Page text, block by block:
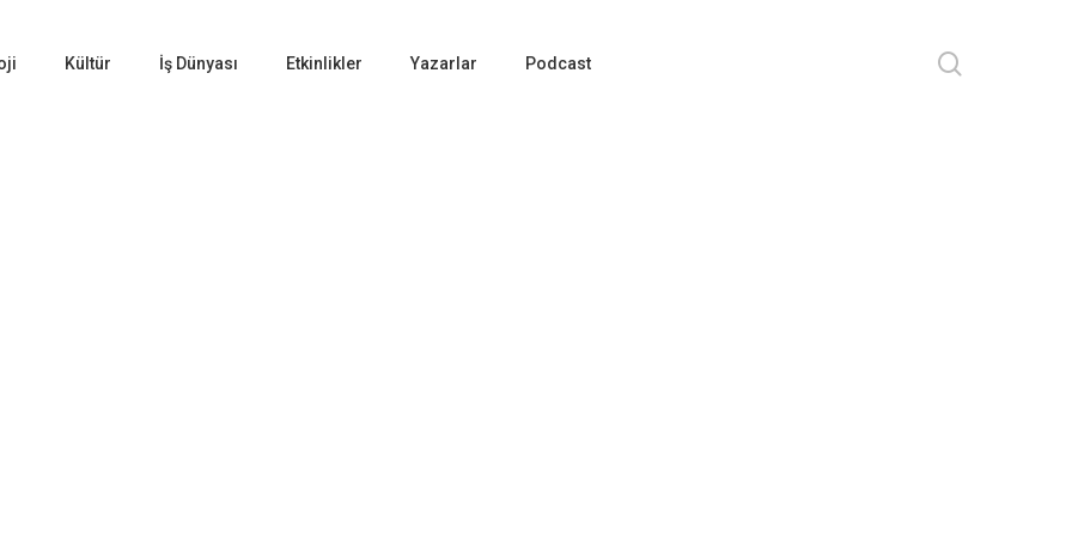
Kültür İş Dünyası Etkinlikler Yazarlar Podcast